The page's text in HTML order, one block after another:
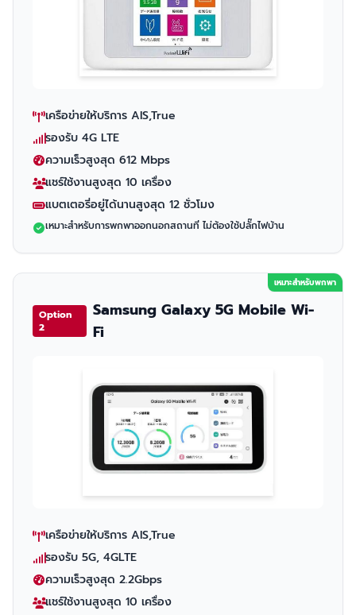
เครือข่ายให้บริการ AIS,True
รองรับ 4G LTE
ความเร็วสูงสุด 612 Mbps
แชร์ใช้งานสูงสุด 10 เครื่อง
แบตเตอรี่อยู่ได้นานสูงสุด 12 ชั่วโมง
เหมาะสำหรับการพกพาออกนอกสถานที่ ไม่ต้องใช้ปลั๊กไฟบ้าน
เหมาะสำหรับพกพา
Option
2
Samsung Galaxy 5G Mobile Wi-
Fi
เครือข่ายให้บริการ AIS,True
รองรับ 5G, 4GLTE
ความเร็วสูงสุด 2.2Gbps
แชร์ใช้งานสูงสุด 10 เครื่อง